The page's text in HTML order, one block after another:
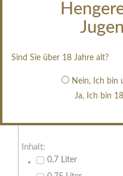
Sind Sie über 18 Jahre alt?
Nein, Ich bin
Ja, Ich bin
halbtrocken
weißgekeltert
im Holzfass gereift
Inhalt:
0,7 Liter